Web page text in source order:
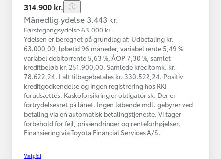
314.900 kr.
Månedlig ydelse 3.443 kr.
Førstegangsydelse 63.000 kr.
Ydelsen er beregnet på grundlag af: Udbetaling kr.
63.000,00, løbetid 96 måneder, variabel rente 5,49 %,
variabel debitorrente 5,63 %, ÅOP 7,30 %, samlet
kreditbeløb kr. 251.900,00. Samlede kreditomk. kr.
78.622,24. I alt tilbagebetales kr. 330.522,24. Positiv
kreditgodkendelse og ingen registrering hos RKI
forudsættes. Kaskoforsikring er obligatorisk. Der er
fortrydelsesret på lånet. Ingen løbende mdl. gebyrer ved
betaling via en automatisk betalingstjeneste. Vi tager
forbehold for fejl, prisændringer og renteforhøjelser.
Finansiering via Toyota Financial Services A/S.
Vælg bil